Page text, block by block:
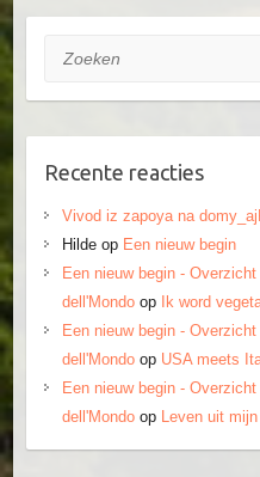
Zoeken
Recente reacties
Vivod iz zapoya na
Hildeop Een nieuw begin
Een nieuw begin -
dell'Mondoop
Ik word
Een nieuw begin -
dell'Mondoop USA meets
Een nieuw begin -
dell'Mondoop Leven uit